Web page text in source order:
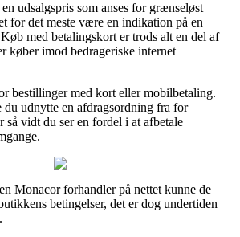
udsalgspris som anses for grænseløst
for det meste være en indikation på en
med betalingskort er trods alt en del af
køber imod bedrageriske internet
bestillinger med kort eller mobilbetaling.
du udnytte en afdragsordning fra for
vidt du ser en fordel i at afbetale
Monacor forhandler på nettet kunne de
betingelser, det er dog undertiden